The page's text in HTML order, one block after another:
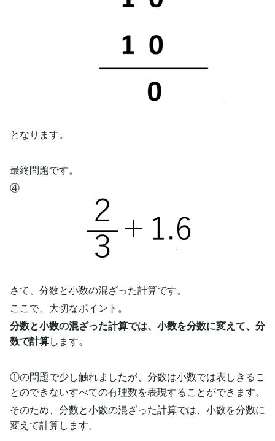
となります。
最終問題です。
④
さて、分数と小数の混ざった計算です。
ここで、大切なポイント。
分数と小数の混ざった計算では、小数を分数に変えて、分
数で計算します。
①の問題で少し触れましたが、分数は小数では表しきるこ
とのできないすべての有理数を表現することができます。
そのため、分数と小数の混ざった計算では、小数を分数に
変えて計算します。